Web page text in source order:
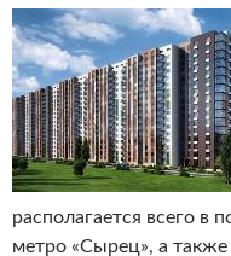
располагается всего в
метро «Сырец», а также